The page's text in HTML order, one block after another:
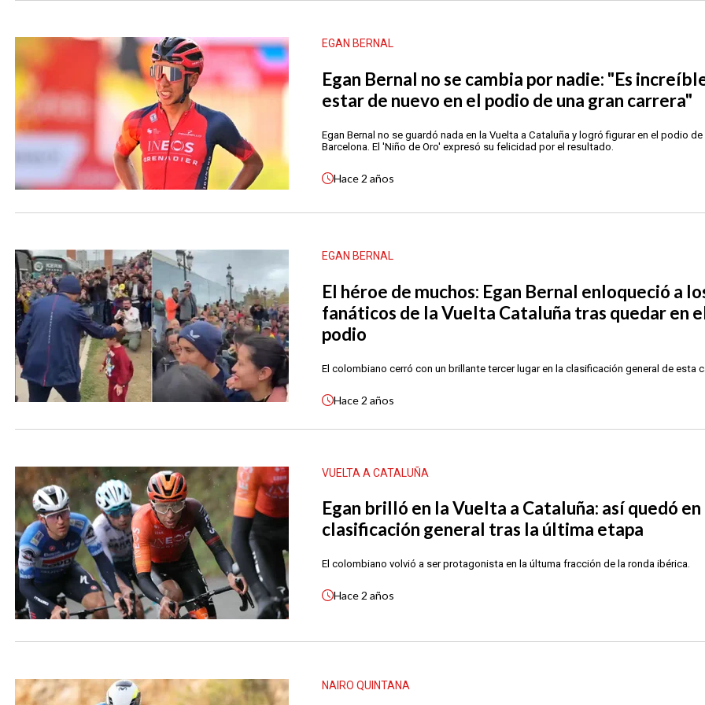
EGAN BERNAL
Egan Bernal no se cambia por nadie: "Es
estar de nuevo en el podio de una gran carrera"
Egan Bernal no se guardó nada en la Vuelta a Cataluña y logró figurar en el podio de
Barcelona. El 'Niño de Oro' expresó su felicidad por el resultado.
Hace2 años
EGAN BERNAL
El héroe de muchos: Egan Bernal enloqueció a
fanáticos de la Vuelta Cataluña tras quedar en
podio
El colombiano cerró con un brillante tercer lugar en la clasificación general de esta
Hace2 años
VUELTA A CATALUÑA
Egan brilló en la Vuelta a Cataluña: así quedó en
clasificación general tras la última etapa
El colombiano volvió a ser protagonista en la últuma fracción de la ronda ibérica.
Hace2 años
NAIRO QUINTANA